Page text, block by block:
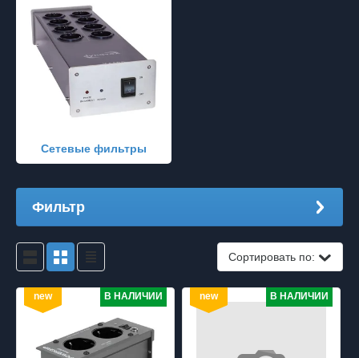
Сетевые фильтры
Фильтр
Сортировать по:
new В НАЛИЧИИ new В НАЛИЧИИ